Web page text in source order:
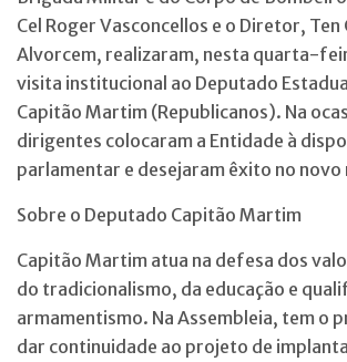
Cel Roger Vasconcellos e o Diretor, Ten
Alvorcem, realizaram, nesta quarta-
visita institucional ao Deputado
Capitão Martim (Republicanos). Na
dirigentes colocaram a Entidade à
parlamentar e desejaram êxito no novo
Sobre o Deputado Capitão Martim
Capitão Martim atua na defesa dos
do tradicionalismo, da educação e
armamentismo. Na Assembleia, tem o
dar continuidade ao projeto de